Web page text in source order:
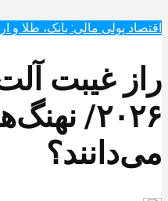
اقتصاد پولی مالی: بانک، طلا و
راز غیبت
۲۰۲۶/
می‌دانند؟